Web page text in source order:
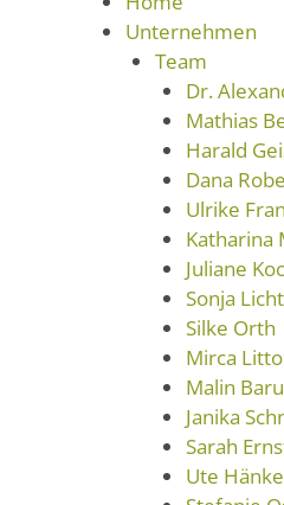
Unternehmen
Team
Dr.
Mathias
Harald
Dana
Ulrike
Katharina
Juliane
Sonja Licht
Silke Orth
Mirca Litto
Malin
Janika
Sarah
Ute Hänke